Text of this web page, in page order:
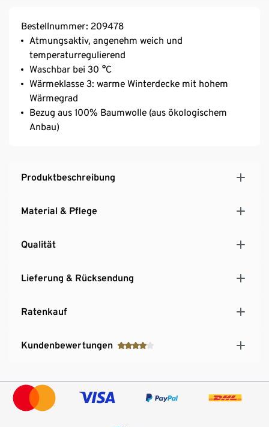
Bestellnummer: 209478
Atmungsaktiv, angenehm weich und
temperaturregulierend
Waschbar bei 30 °C
Wärmeklasse 3: warme Winterdecke mit hohem
Wärmegrad
Bezug aus 100% Baumwolle (aus ökologischem
Anbau)
Produktbeschreibung
Material & Pflege
Qualität
Lieferung & Rücksendung
Ratenkauf
Kundenbewertungen